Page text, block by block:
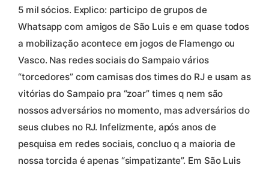
5 mil sócios. Explico: participo de grupos de
Whatsapp com amigos de São Luis e em quase todos
a mobilização acontece em jogos de Flamengo ou
Vasco. Nas redes sociais do Sampaio vários
“torcedores” com camisas dos times do RJ e usam as
vitórias do Sampaio pra “zoar” times q nem são
nossos adversários no momento, mas adversários do
seus clubes no RJ. Infelizmente, após anos de
pesquisa em redes sociais, concluo q a maioria de
nossa torcida é apenas “simpatizante”. Em São Luis